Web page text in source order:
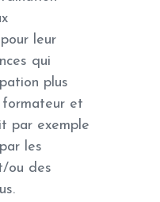
leur
qui
plus
et
par exemple
les
ou des